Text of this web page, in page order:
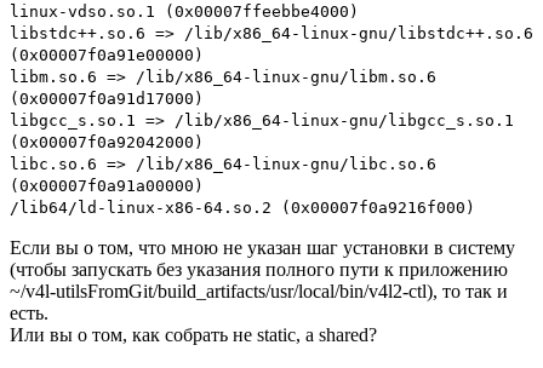
linux-vdso.so.1 (0x00007ffeebbe4000)
libstdc++.so.6 => /lib/x86_64-linux-gnu/libstdc++.so.6
(0x00007f0a91e00000)
libm.so.6 => /lib/x86_64-linux-gnu/libm.so.6
(0x00007f0a91d17000)
libgcc_s.so.1 => /lib/x86_64-linux-gnu/libgcc_s.so.1
(0x00007f0a92042000)
libc.so.6 => /lib/x86_64-linux-gnu/libc.so.6
(0x00007f0a91a00000)
/lib64/ld-linux-x86-64.so.2 (0x00007f0a9216f000)
Если вы о том, что мною не указан шаг установки в систему
(чтобы запускать без указания полного пути к приложению
~/v4l-utilsFromGit/build_artifacts/usr/local/bin/v4l2-ctl), то так и
есть.
Или вы о том, как собрать не static, а shared?